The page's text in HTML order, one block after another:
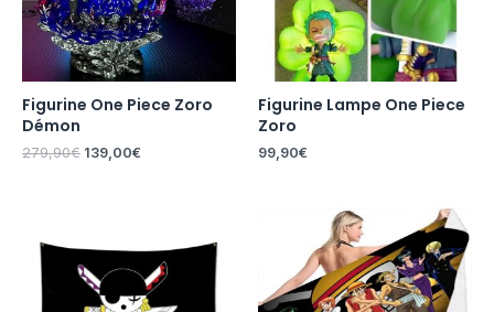
Figurine One Piece Zoro
Démon
279,90€ 139,00€
Figurine Lampe One Piece
Zoro
99,90€
prix :
29,90€
à
39,90€